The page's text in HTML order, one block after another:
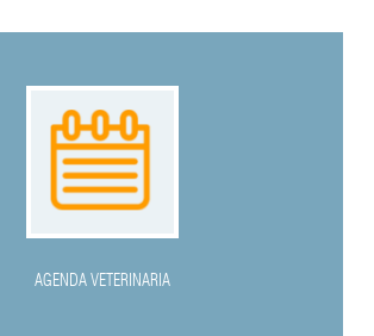
AGENDA VETERINARIA